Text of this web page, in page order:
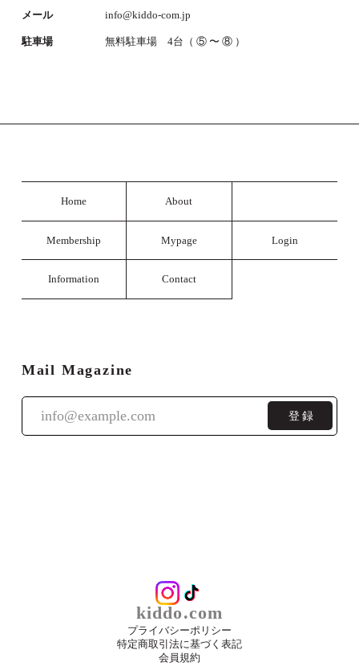
メール info@kiddo-com.jp
駐車場 無料駐車場 4台（ ⑤ 〜 ⑧ ）
Home About
Membership Mypage Login
Information Contact
Mail Magazine
登録
kiddo.com
プライバシーポリシー
特定商取引法に基づく表記
会員規約